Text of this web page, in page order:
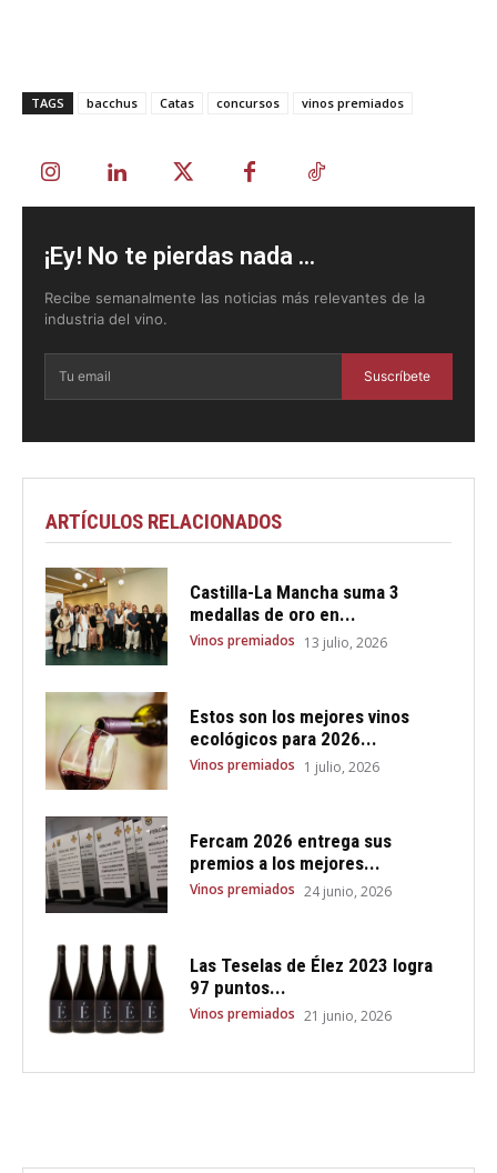
TAGS bacchus Catas concursos vinos premiados
¡Ey! No te pierdas nada ...
Recibe semanalmente las noticias más relevantes de la
industria del vino.
Suscríbete
ARTÍCULOS RELACIONADOS
Castilla-La Mancha suma 3
medallas de oro en...
Vinos premiados 13 julio, 2026
Estos son los mejores vinos
ecológicos para 2026...
Vinos premiados 1 julio, 2026
Fercam 2026 entrega sus
premios a los mejores...
Vinos premiados 24 junio, 2026
Las Teselas de Élez 2023 logra
97 puntos...
Vinos premiados 21 junio, 2026